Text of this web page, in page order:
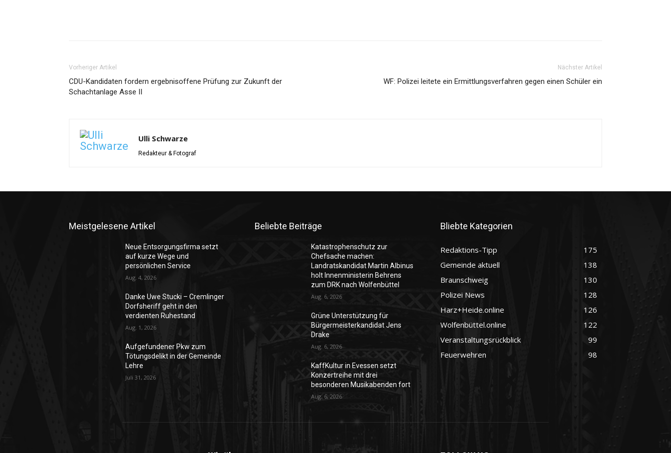
Vorheriger Artikel
CDU-Kandidaten fordern ergebnisoffene Prüfung zur Zukunft der
Schachtanlage Asse II
Nächster Artikel
WF: Polizei leitete ein Ermittlungsverfahren gegen einen Schüler ein
Ulli Schwarze
Redakteur & Fotograf
Meistgelesene Artikel
Neue Entsorgungsfirma setzt
auf kurze Wege und
persönlichen Service
Aug. 4, 2026
Danke Uwe Stucki – Cremlinger
Dorfsheriff geht in den
verdienten Ruhestand
Aug. 1, 2026
Aufgefundener Pkw zum
Tötungsdelikt in der Gemeinde
Lehre
Juli 31, 2026
Beliebte Beiträge
Katastrophenschutz zur
Chefsache machen:
Landratskandidat Martin Albinus
holt Innenministerin Behrens
zum DRK nach Wolfenbüttel
Aug. 6, 2026
Grüne Unterstützung für
Bürgermeisterkandidat Jens
Drake
Aug. 6, 2026
KaffKultur in Evessen setzt
Konzertreihe mit drei
besonderen Musikabenden fort
Aug. 6, 2026
Bliebte Kategorien
Redaktions-Tipp
175
Gemeinde aktuell
138
Braunschweig
130
Polizei News
128
Harz+Heide.online
126
Wolfenbüttel.online
122
Veranstaltungsrückblick
99
Feuerwehren
98